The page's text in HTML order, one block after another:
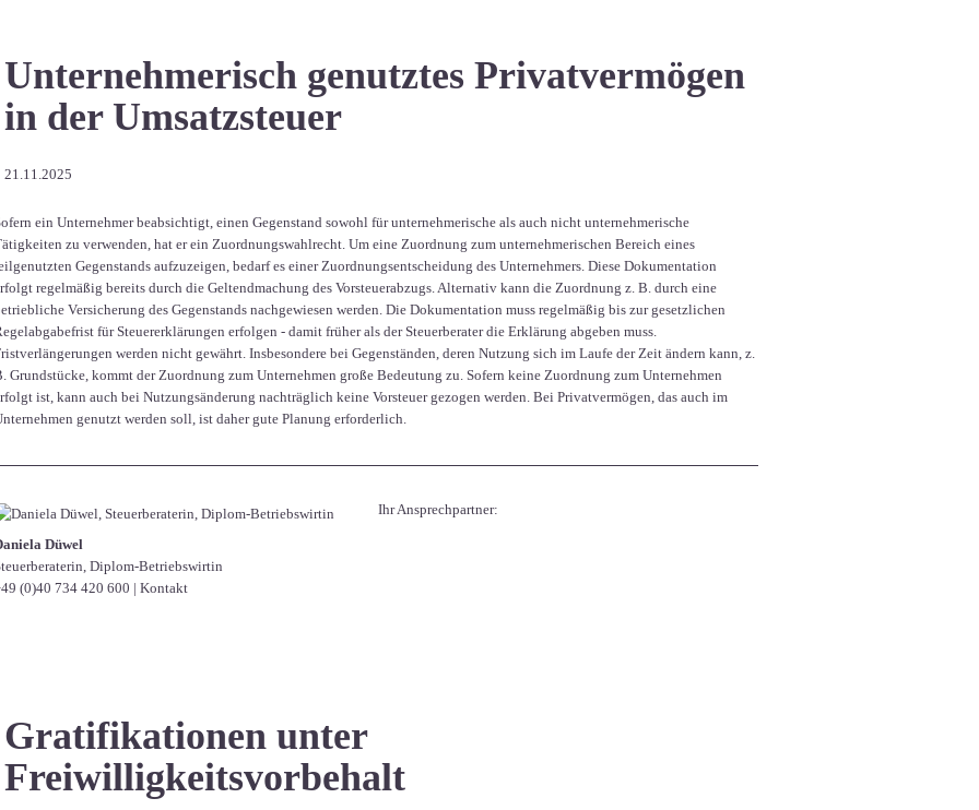
Unternehmerisch genutztes Privatvermögen
in der Umsatzsteuer
21.11.2025
ein Unternehmer beabsichtigt, einen Gegenstand sowohl für unternehmerische als auch nicht unternehmerische
zu verwenden, hat er ein Zuordnungswahlrecht. Um eine Zuordnung zum unternehmerischen Bereich eines
Gegenstands aufzuzeigen, bedarf es einer Zuordnungsentscheidung des Unternehmers. Diese Dokumentation
regelmäßig bereits durch die Geltendmachung des Vorsteuerabzugs. Alternativ kann die Zuordnung z. B. durch eine
Versicherung des Gegenstands nachgewiesen werden. Die Dokumentation muss regelmäßig bis zur gesetzlichen
für Steuererklärungen erfolgen - damit früher als der Steuerberater die Erklärung abgeben muss.
werden nicht gewährt. Insbesondere bei Gegenständen, deren Nutzung sich im Laufe der Zeit ändern kann, z.
Grundstücke, kommt der Zuordnung zum Unternehmen große Bedeutung zu. Sofern keine Zuordnung zum Unternehmen
ist, kann auch bei Nutzungsänderung nachträglich keine Vorsteuer gezogen werden. Bei Privatvermögen, das auch im
genutzt werden soll, ist daher gute Planung erforderlich.
Ihr Ansprechpartner:
Düwel
Diplom-Betriebswirtin
(0)40 734 420 600 | Kontakt
Gratifikationen unter
Freiwilligkeitsvorbehalt